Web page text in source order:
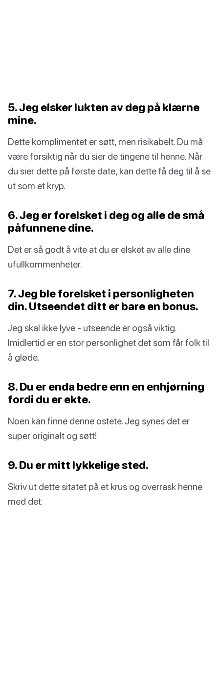
5. Jeg elsker lukten av deg på klærne
mine.
Dette komplimentet er søtt, men risikabelt. Du må
være forsiktig når du sier de tingene til henne. Når
du sier dette på første date, kan dette få deg til å se
ut som et kryp.
6. Jeg er forelsket i deg og alle de små
påfunnene dine.
Det er så godt å vite at du er elsket av alle dine
ufullkommenheter.
7. Jeg ble forelsket i personligheten
din. Utseendet ditt er bare en bonus.
Jeg skal ikke lyve - utseende er også viktig.
Imidlertid er en stor personlighet det som får folk til
å gløde.
8. Du er enda bedre enn en enhjørning
fordi du er ekte.
Noen kan finne denne ostete. Jeg synes det er
super originalt og søtt!
9. Du er mitt lykkelige sted.
Skriv ut dette sitatet på et krus og overrask henne
med det.